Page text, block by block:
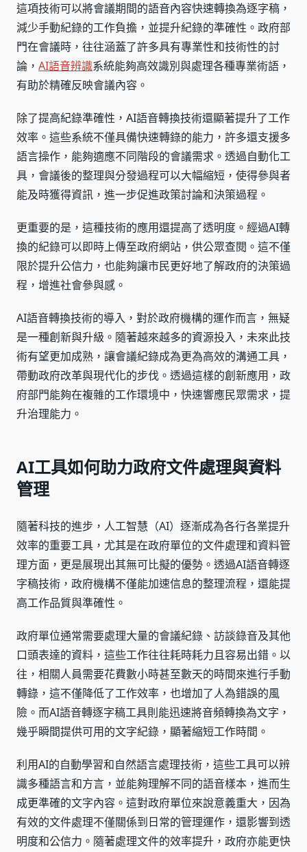
這項技術可以將會議期間的語音內容快速轉換為逐字稿，
減少手動紀錄的工作負擔，並提升紀錄的準確性。政府部
門在會議時，往往涵蓋了許多具有專業性和技術性的討
論， AI語音辨識系統能夠高效識別與處理各種專業術語，
有助於精確反映會議內容。
除了提高紀錄準確性，AI語音轉換技術還顯著提升了工作
效率。這些系統不僅具備快速轉錄的能力，許多還支援多
語言操作，能夠適應不同階段的會議需求。透過自動化工
具，會議後的整理與分發過程可以大幅縮短，使得參與者
能及時獲得資訊，進一步促進政策討論和決策過程。
更重要的是，這種技術的應用還提高了透明度。經過AI轉
換的紀錄可以即時上傳至政府網站，供公眾查閱。這不僅
限於提升公信力，也能夠讓市民更好地了解政府的決策過
程，增進社會參與感。
AI語音轉換技術的導入，對於政府機構的運作而言，無疑
是一種創新與升級。隨著越來越多的資源投入，未來此技
術有望更加成熟，讓會議紀錄成為更為高效的溝通工具，
帶動政府改革與現代化的步伐。透過這樣的創新應用，政
府部門能夠在複雜的工作環境中，快速響應民眾需求，提
升治理能力。
AI工具如何助力政府文件處理與資料
管理
隨著科技的進步，人工智慧（AI）逐漸成為各行各業提升
效率的重要工具，尤其是在政府單位的文件處理和資料管
理方面，更是展現出其無可比擬的優勢。透過AI語音轉逐
字稿技術，政府機構不僅能加速信息的整理流程，還能提
高工作品質與準確性。
政府單位通常需要處理大量的會議紀錄、訪談錄音及其他
口頭表達的資料，這些工作往往耗時耗力且容易出錯。以
往，相關人員需要花費數小時甚至數天的時間來進行手動
轉錄，這不僅降低了工作效率，也增加了人為錯誤的風
險。而AI語音轉逐字稿工具則能迅速將音頻轉換為文字，
幾乎瞬間提供可用的文字紀錄，顯著縮短工作時間。
利用AI的自動學習和自然語言處理技術，這些工具可以辨
識多種語言和方言，並能夠理解不同的語音樣本，進而生
成更準確的文字內容。這對政府單位來說意義重大，因為
有效的文件處理不僅關係到日常的管理運作，還影響到透
明度和公信力。隨著處理文件的效率提升，政府亦能更快